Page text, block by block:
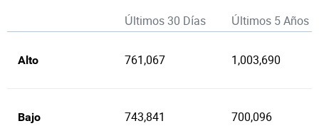
Últimos 30 Días Últimos 5 Años
Alto 761,067 1,003,690
Bajo 743,841 700,096